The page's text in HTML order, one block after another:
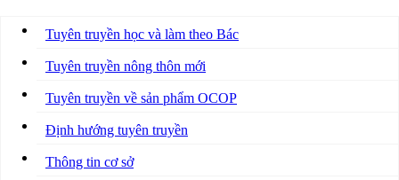
Tuyên truyền học và làm theo Bác
Tuyên truyền nông thôn mới
Tuyên truyền về sản phẩm OCOP
Định hướng tuyên truyền
Thông tin cơ sở